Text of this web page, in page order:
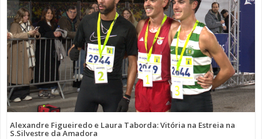
Alexandre Figueiredo e Laura Taborda: Vitória na Estreia na
S.Silvestre da Amadora